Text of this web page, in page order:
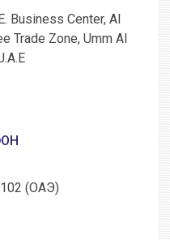
Business Center, Al
Trade Zone, Umm Al
(ОАЭ)